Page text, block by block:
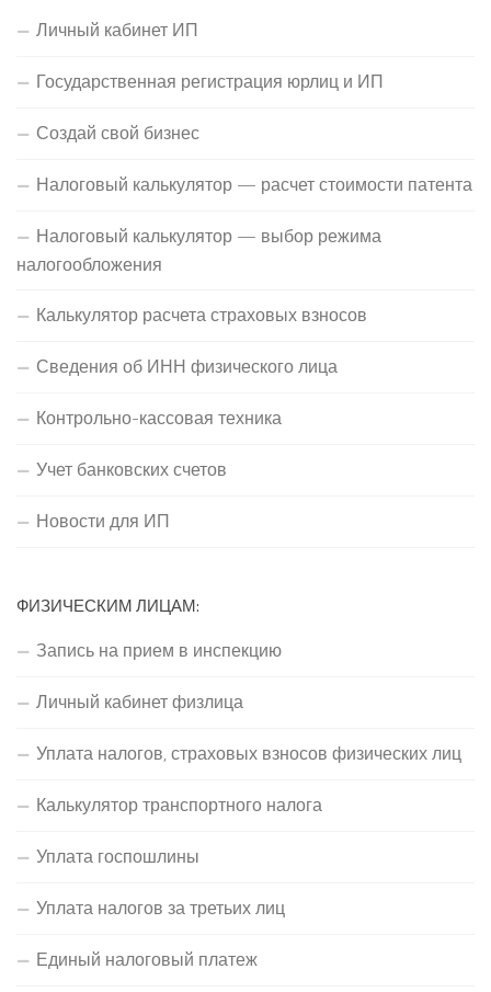
Личный кабинет ИП
Государственная регистрация юрлиц и ИП
Создай свой бизнес
Налоговый калькулятор — расчет стоимости патента
Налоговый калькулятор — выбор режима
налогообложения
Калькулятор расчета страховых взносов
Сведения об ИНН физического лица
Контрольно-кассовая техника
Учет банковских счетов
Новости для ИП
ФИЗИЧЕСКИМ ЛИЦАМ:
Запись на прием в инспекцию
Личный кабинет физлица
Уплата налогов, страховых взносов физических лиц
Калькулятор транспортного налога
Уплата госпошлины
Уплата налогов за третьих лиц
Единый налоговый платеж